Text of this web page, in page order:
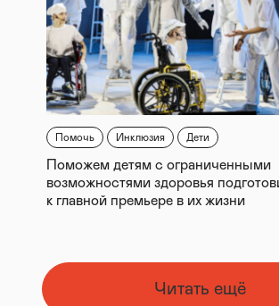
Помочь Инклюзия Дети
Поможем детям с ограниченными
возможностями здоровья
к главной премьере в их жизни
Читать ещё